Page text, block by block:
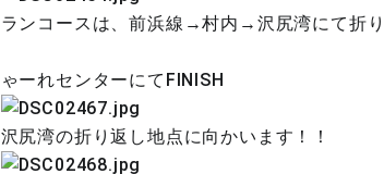
ランコースは、前浜線→村内→沢尻湾にて折
→Bタイ
ゃーれセンターにてFINISH
沢尻湾の折り返し地点に向かいます！！